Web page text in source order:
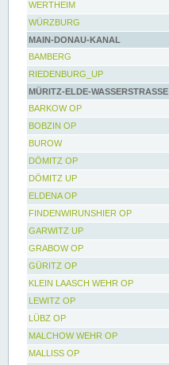
WERTHEIM
WÜRZBURG
MAIN-DONAU-KANAL
BAMBERG
RIEDENBURG_UP
MÜRITZ-ELDE-WASSERSTRASSE
BARKOW OP
BOBZIN OP
BUROW
DÖMITZ OP
DÖMITZ UP
ELDENA OP
FINDENWIRUNSHIER OP
GARWITZ UP
GRABOW OP
GÜRITZ OP
KLEIN LAASCH WEHR OP
LEWITZ OP
LÜBZ OP
MALCHOW WEHR OP
MALLISS OP